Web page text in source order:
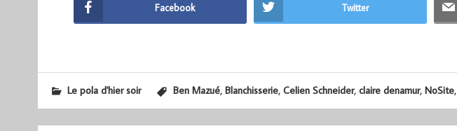
Facebook Twitter
Le pola d'hier soir Ben Mazué, Blanchisserie, Celien Schneider, claire denamur, NoSite,